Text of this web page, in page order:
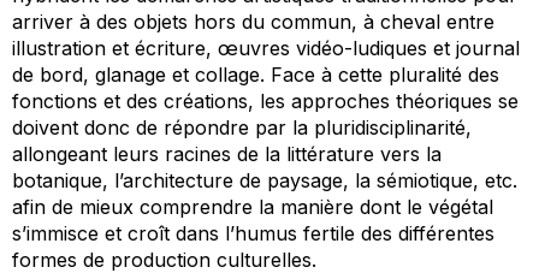
arriver à des objets hors du commun, à cheval entre
illustration et écriture, œuvres vidéo-ludiques et journal
de bord, glanage et collage. Face à cette pluralité des
fonctions et des créations, les approches théoriques se
doivent donc de répondre par la pluridisciplinarité,
allongeant leurs racines de la littérature vers la
botanique, l’architecture de paysage, la sémiotique, etc.
afin de mieux comprendre la manière dont le végétal
s’immisce et croît dans l’humus fertile des différentes
formes de production culturelles.